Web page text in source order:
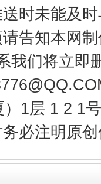
时未能及
告知本网
我们将立即
1层 1 2 1
必注明原